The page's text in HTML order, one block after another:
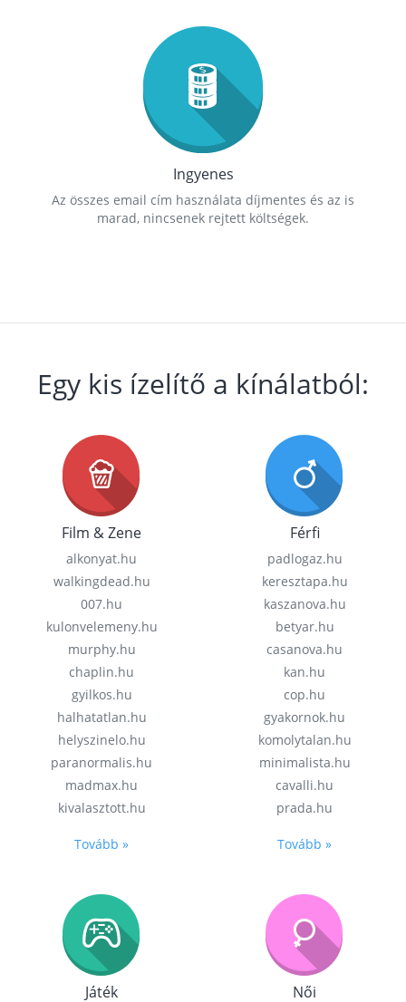
Ingyenes
Az összes email cím használata díjmentes és az is
marad, nincsenek rejtett költségek.
Egy kis ízelítő a kínálatból:
Film & Zene
alkonyat.hu
walkingdead.hu
007.hu
kulonvelemeny.hu
murphy.hu
chaplin.hu
gyilkos.hu
halhatatlan.hu
helyszinelo.hu
paranormalis.hu
madmax.hu
kivalasztott.hu
Tovább »
Férfi
padlogaz.hu
keresztapa.hu
kaszanova.hu
betyar.hu
casanova.hu
kan.hu
cop.hu
gyakornok.hu
komolytalan.hu
minimalista.hu
cavalli.hu
prada.hu
Tovább »
Játék Női